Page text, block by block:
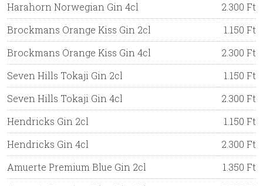
Harahorn Norwegian Gin 4cl
2.300 Ft
Brockmans Orange Kiss Gin 2cl
1.150 Ft
Brockmans Orange Kiss Gin 4cl
2.300 Ft
Seven Hills Tokaji Gin 2cl
1.150 Ft
Seven Hills Tokaji Gin 4cl
2.300 Ft
Hendricks Gin 2cl
1.150 Ft
Hendricks Gin 4cl
2.300 Ft
Amuerte Premium Blue Gin 2cl
1.350 Ft